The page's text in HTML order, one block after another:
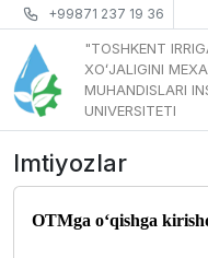
+99871 237 19 36
"TOSHKENT
XOʻJALIGINI
MUHANDISLARI
UNIVERSITETI
Imtiyozlar
OTMga o‘qishga